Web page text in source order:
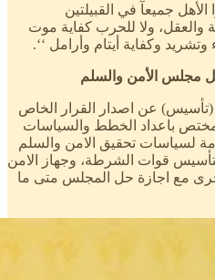
جميعآ في القبيلتين
والعقل، ولا للحرب كفاية موت
وكفاية أيتام وأرامل ‘‘.
مجلس الأمن والسلم
(تأسيس) عن اصدار القرار الخاص
باعداد الخطط والسياسات
لسياسات تحقيق الامن والسلم
لتأسيس قوات الشرطة، وجهاز الامن
مع اجازة حل المجلس متى ما